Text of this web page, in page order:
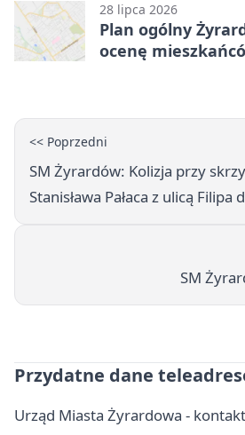
28 lipca 2026
Plan ogólny
ocenę
<< Poprzedni
SM Żyrardów: Kolizja przy
Stanisława Pałaca z ulicą Filipa
SM
Przydatne dane
Urząd Miasta Żyrardowa -